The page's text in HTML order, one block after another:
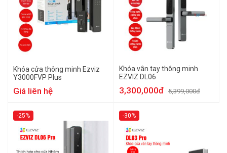
Khóa cửa thông minh Ezviz
Y3000FVP Plus
Giá liên hệ
Khóa vân tay thông minh
EZVIZ DL06
3,300,000đ 5,399,000đ
-25% -30%